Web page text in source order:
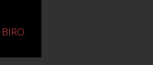
BIRO.